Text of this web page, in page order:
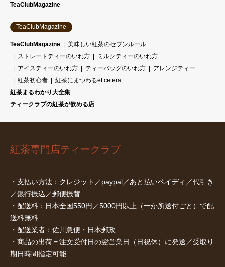
TeaClubMagazine
TeaClubMagazine
TeaClubMagazine
美味しい紅茶のセブンルール
ストレートティーのいれ方
ミルクティーのいれ方
アイスティーのいれ方
ティーバッグのいれ方
アレンジティー
紅茶初心者
紅茶にまつわるet cetera
紅茶まるわかり大全集
ティークラブの紅茶が飲める店
紅茶専門店ティークラブ
・支払い方法：クレジット／paypal／あと払いペイディ／代引き
／銀行振込／郵便振替
・配送料：日本全国550円／5000円以上（一か所送付ごと）で配
送料無料
・配送業者：佐川急便・日本郵政
・商品の出荷＝注文受付日の翌営業日（日祝休）に発送／受取り
期日時間指定可能